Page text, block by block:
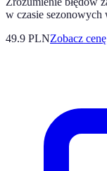
w czasie sezonowych
49.9 PLNZobacz cenę